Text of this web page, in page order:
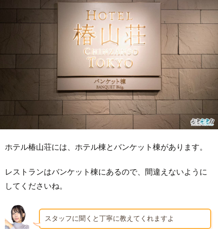
ホテル椿山荘には、ホテル棟とバンケット棟があります。
レストランはバンケット棟にあるので、間違えないように
してくださいね。
スタッフに聞くと丁寧に教えてくれますよ